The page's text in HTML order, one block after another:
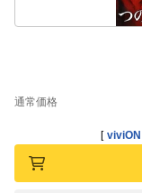
通常価格
[